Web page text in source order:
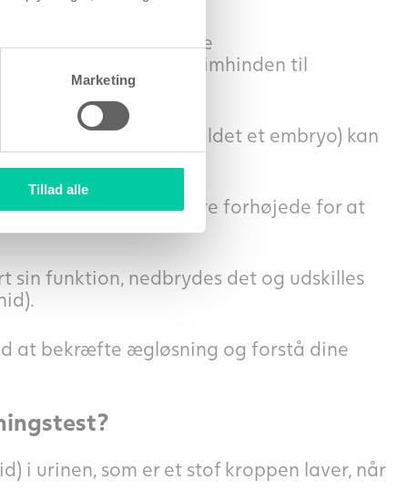
Marketing
Tillad alle
de vigtigste kvindelige
forberede livmoderslimhinden til
æg (også kaldet et embryo) kan
skal være forhøjede for at
funktion, nedbrydes det og udskilles
at bekræfte ægløsning og forstå dine
i urinen, som er et stof kroppen laver, når